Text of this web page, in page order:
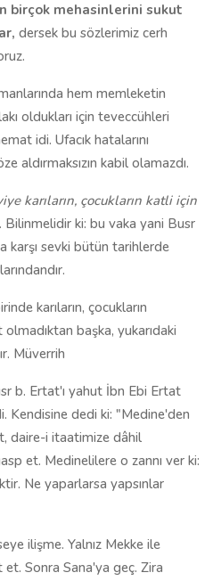
birçok mehasinlerini sukut
dersek bu sözlerimiz cerh
hem memleketin
oldukları için teveccühleri
idi. Ufacık hatalarını
aldırmaksızın kabil olamazdı.
karıların, çocukların katli için
Bilinmelidir ki: bu vaka yani Busr
karşı sevki bütün tarihlerde
karıların, çocukların
başka, yukarıdaki
Müverrih
b. Ertat'ı yahut İbn Ebi Ertat
Kendisine dedi ki: "Medine'den
daire-i itaatimize dâhil
et. Medinelilere o zannı ver ki:
Ne yaparlarsa yapsınlar
ilişme. Yalnız Mekke ile
et. Sonra Sana'ya geç. Zira